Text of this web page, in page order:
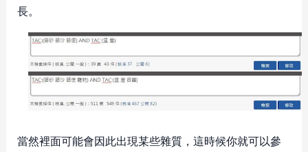
長。
當然裡面可能會因此出現某些雜質，這時候你就可以參